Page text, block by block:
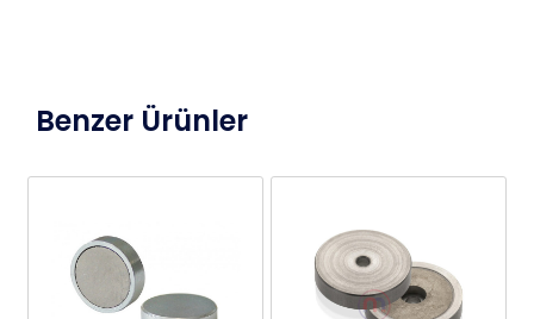
Benzer Ürünler